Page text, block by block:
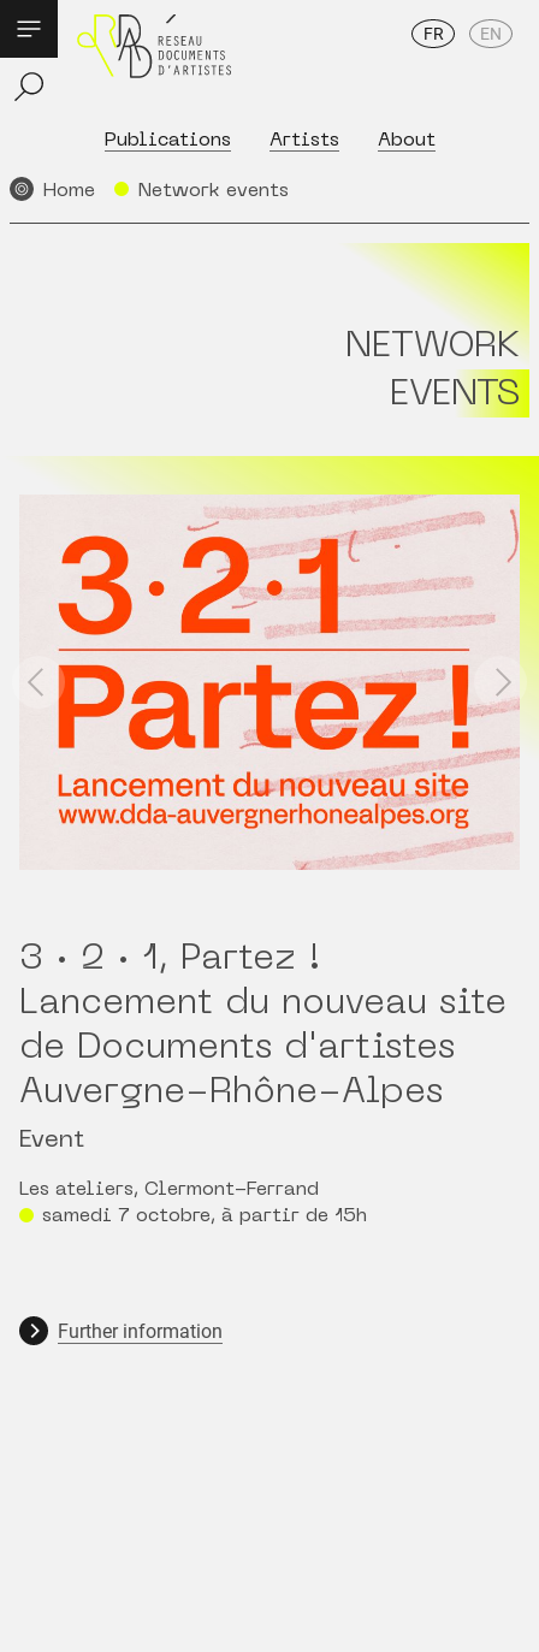
Publications Artists About
FR EN
Home Network events
NETWORK
EVENTS
3 · 2 · 1, Partez !
Lancement du nouveau site
de Documents d'artistes
Auvergne-Rhône-Alpes
Event
Les ateliers, Clermont-Ferrand
samedi 7 octobre, à partir de 15h
Further information